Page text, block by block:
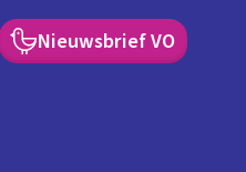
Nieuwsbrief VO